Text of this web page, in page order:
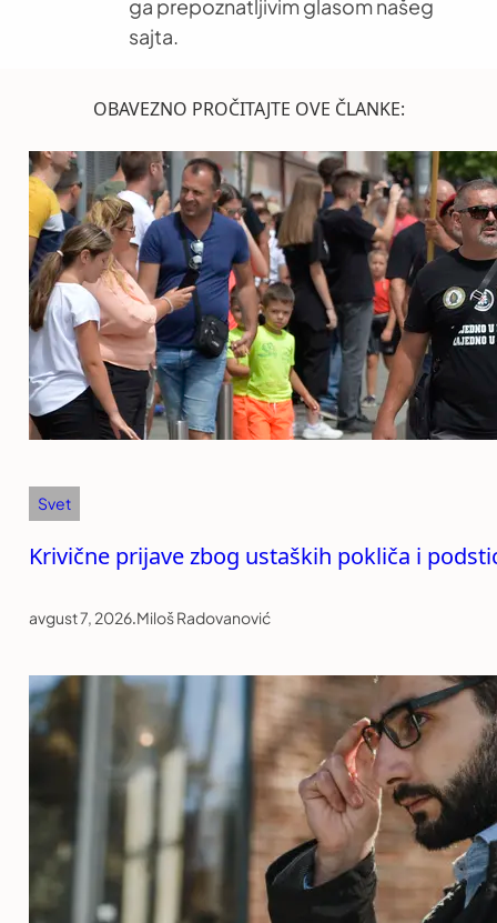
ga prepoznatljivim glasom našeg
sajta.
OBAVEZNO PROČITAJTE OVE ČLANKE:
Svet
Krivične prijave zbog ustaških pokliča i
avgust 7, 2026.Miloš Radovanović